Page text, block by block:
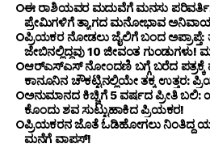
ಈ ರಾಶಿಯವರ ಮದುವೆಗೆ ಮನಸು
ಪ್ರೇಮಿಗಳಿಗೆ ತ್ಯಾಗದ ಮನೋಭಾವ
ಪ್ರಿಯಕರ ನೋಡಲು ಜೈಲಿಗೆ ಬಂದ
ಜೇಬಿನಲ್ಲಿದ್ದವು 10 ಜೀವಂತ ಗುಂಡುಗಳು!
ಆರ್‌ಎಸ್‌ಎಸ್‌ ನೋಂದಣಿ ಬಗ್ಗೆ ಬರೆದ
ಕಾನೂನಿನ ಚೌಕಟ್ಟಿನಲ್ಲಿಯೇ ತಕ್ಕ ಉತ್ತರ:
ಅನುಮಾನದ ಕಿಚ್ಚಿಗೆ 5 ವರ್ಷದ ಪ್ರೀತಿ ಬಲಿ:
ಕೊಂದು ಶವ ಸುಟ್ಟುಹಾಕಿದ ಪ್ರಿಯಕರ!
ಪ್ರಿಯಕರನ ಜೊತೆ ಓಡಿಹೋಗಲು ನಿಂತಿದ್ದ
ಮನೆಗೆ ವಾಪಸ್!